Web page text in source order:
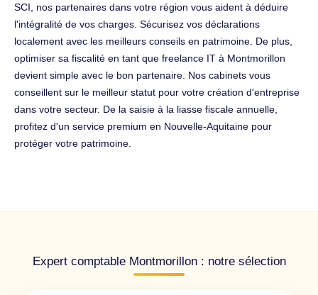
SCI, nos partenaires dans votre région vous aident à déduire
l'intégralité de vos charges. Sécurisez vos déclarations
localement avec les meilleurs conseils en patrimoine. De plus,
optimiser sa fiscalité en tant que freelance IT à Montmorillon
devient simple avec le bon partenaire. Nos cabinets vous
conseillent sur le meilleur statut pour votre création d'entreprise
dans votre secteur. De la saisie à la liasse fiscale annuelle,
profitez d'un service premium en Nouvelle-Aquitaine pour
protéger votre patrimoine.
Expert comptable Montmorillon : notre sélection